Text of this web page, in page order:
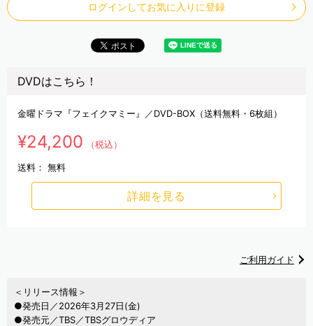
ログインしてお気に入りに登録
DVDはこちら！
金曜ドラマ『フェイクマミー』／DVD-BOX（送料無料・6枚組）
¥24,200 （税込）
送料： 無料
詳細を見る
ご利用ガイド
＜リリース情報＞
●発売日／2026年3月27日(金)
●発売元／TBS／TBSグロウディア